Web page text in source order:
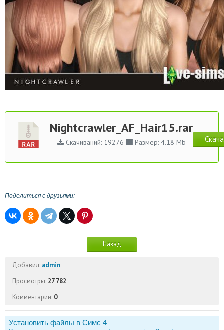
Nightcrawler_AF_Hair15.rar
Скачиваний: 19276 Размер: 4.18 Mb
Поделиться с друзьями:
Назад
Добавил: admin
Просмотры: 27 782
Комментарии: 0
Установить файлы в Симс 4